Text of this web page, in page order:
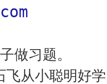
做习题。
小聪明好学